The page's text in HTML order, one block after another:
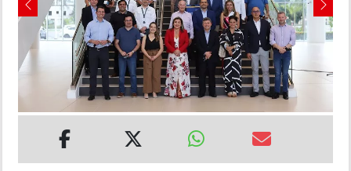
INSÓLITAS
MULTIMEDIA
IMPRESO
Previous Next